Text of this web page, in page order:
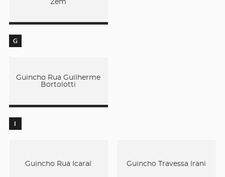
Zem
G
Guincho Rua Guilherme
Bortolotti
I
Guincho Rua Icaraí Guincho Travessa Irani